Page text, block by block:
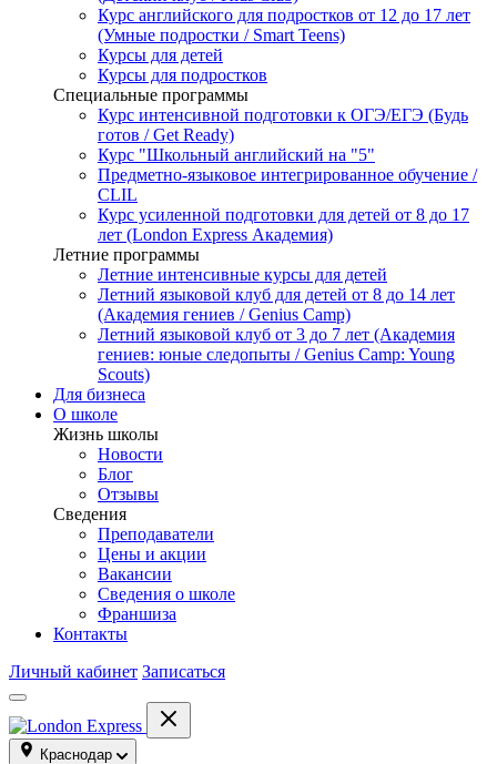
Курс английского для подростков от 12 до 17 лет
(Умные подростки / Smart Teens)
Курсы для детей
Курсы для подростков
Специальные программы
Курс интенсивной подготовки к ОГЭ/ЕГЭ (Будь
готов / Get Ready)
Курс "Школьный английский на "5"
Предметно-языковое интегрированное обучение /
CLIL
Курс усиленной подготовки для детей от 8 до 17
лет (London Express Академия)
Летние программы
Летние интенсивные курсы для детей
Летний языковой клуб для детей от 8 до 14 лет
(Академия гениев / Genius Camp)
Летний языковой клуб от 3 до 7 лет (Академия
гениев: юные следопыты / Genius Camp: Young
Scouts)
Для бизнеса
О школе
Жизнь школы
Новости
Блог
Отзывы
Сведения
Преподаватели
Цены и акции
Вакансии
Сведения о школе
Франшиза
Контакты
Личный кабинет Записаться
Краснодар